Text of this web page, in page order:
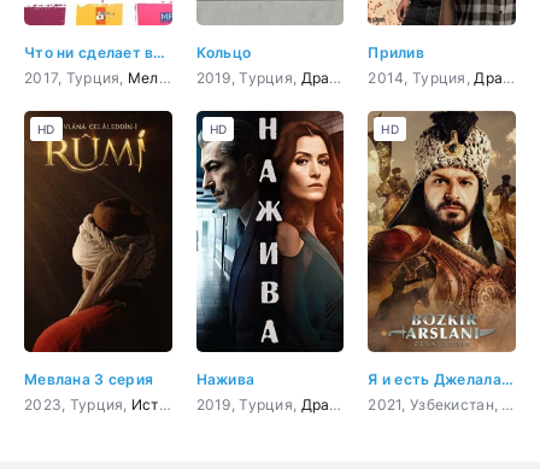
Что ни сделает влюбленный
2017, Турция, Мелодрама ,Комедия
Кольцо
2019, Турция, Драма криминал ,Боевик,
Прилив
2014, Турция, Драма
Мевлана 3 серия
2023, Турция, История
HD
Нажива
2019, Турция, Драма
HD
Я и есть Джелаладдин 2 серия
2021, Узбекистан, Турция,
HD